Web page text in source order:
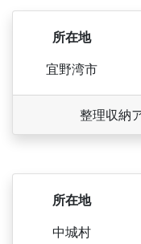
所在地
宜野湾市
整理収納
所在地
中城村